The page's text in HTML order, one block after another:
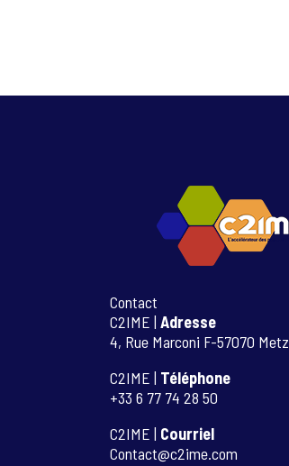
Contact
C2IME | Adresse
4, Rue Marconi F-57070 Metz
C2IME | Téléphone
+33 6 77 74 28 50
C2IME | Courriel
Contact@c2ime.com